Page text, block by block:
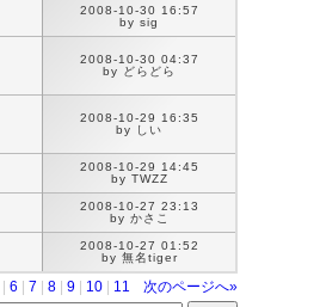
2008-10-30 16:57
by sig
2008-10-30 04:37
by どらどら
2008-10-29 16:35
by しい
2008-10-29 14:45
by TWZZ
2008-10-27 23:13
by かさこ
2008-10-27 01:52
by 無名tiger
6 7 8 9 10 11 次のページへ»